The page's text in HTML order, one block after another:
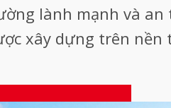
lành mạnh và
xây dựng trên